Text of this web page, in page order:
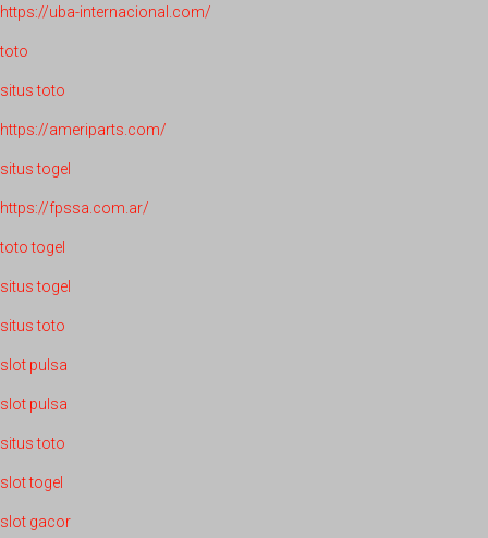
https://uba-internacional.com/
toto
situs toto
https://ameriparts.com/
situs togel
https://fpssa.com.ar/
toto togel
situs togel
situs toto
slot pulsa
slot pulsa
situs toto
slot togel
slot gacor